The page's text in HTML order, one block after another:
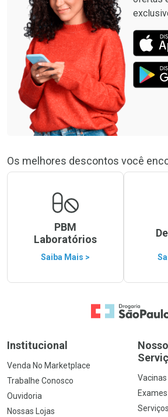
Os melhores descontos você
PBM
Laboratórios
Saiba Mais >
Ir para a Home
Institucional
Venda No Marketplace
Trabalhe Conosco
Ouvidoria
Nossas Lojas
Vacinas